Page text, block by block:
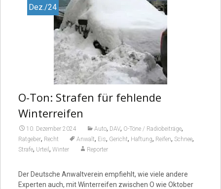
Dez./24
O-Ton: Strafen für fehlende
Winterreifen
10. Dezember 2024 Auto, DAV, O-Töne / Radiobeiträge,
Ratgeber, Recht Anwalt, Eis, Gericht, Haftung, Reifen, Schnee,
Strafe, Urteil , Winter Reporter
Der Deutsche Anwaltverein empfiehlt, wie viele andere
Experten auch, mit Winterreifen zwischen O wie Oktober